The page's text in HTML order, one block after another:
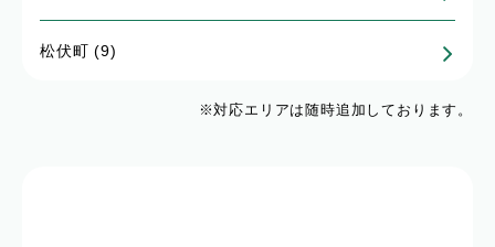
松伏町 (9)
※対応エリアは随時追加しております。